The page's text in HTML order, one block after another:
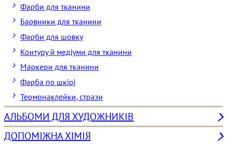
Фарби для тканини
Барвники для тканини
Фарби для шовку
Контуру й медіуми для тканини
Маркери для тканини
Фарба по шкірі
Термонаклейки, стрази
АЛЬБОМИ ДЛЯ ХУДОЖНИКІВ
ДОПОМІЖНА ХІМІЯ